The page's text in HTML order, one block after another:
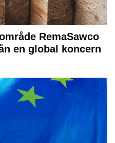
RemaSawco
en global koncern